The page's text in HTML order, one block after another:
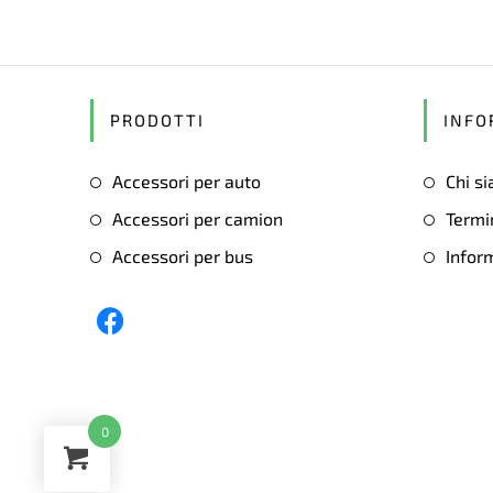
PRODOTTI
Accessori per auto
Accessori per camion
Accessori per bus
a
new
Chi
0